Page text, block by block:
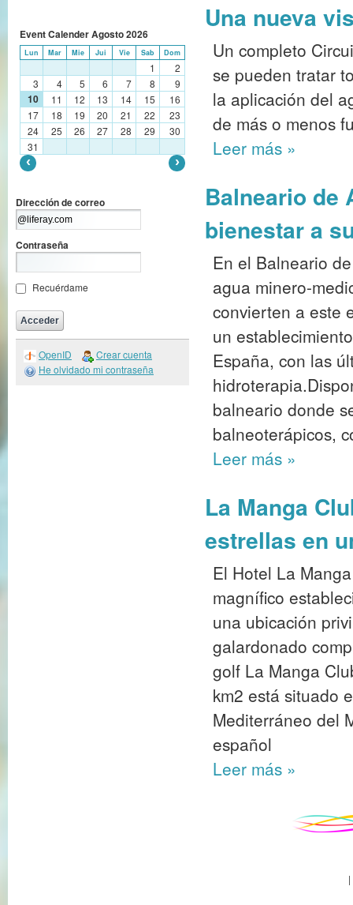
Event CalenderAgosto2026
Lun Mar Mie Jui Vie Sab Dom
1
2
3
4 5 6 7 8 9
10 11 12 13 14 15
16
17
18 19 20 21 22
23
24
25 26 27 28 29
30
31
Dirección de correo
Contraseña
Recuérdame
OpenID
Crear cuenta
He olvidado mi contraseña
Una nueva
Un completo
se pueden tratar
la aplicación del
de más o menos
Leer más »
Balneario de
bienestar a
En el Balneario
agua minero-
convierten a este
un
España, con las
balneario donde
balneoterápicos,
Leer más »
La Manga
estrellas en
El Hotel La
magnífico
una ubicación
galardonado
golf La Manga
km2 está situado
Mediterráneo del
español
Leer más »
|